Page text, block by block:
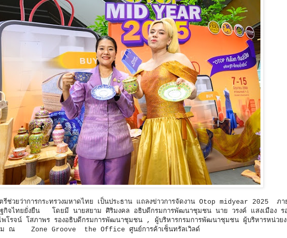
ช่วยว่าการกระทรวงมหาดไทย เป็นประธาน แถลงข่าวการจัดงาน Otop midyear 2025 ภา
กิจไทยยั่งยืน โดยมี นายสยาม ศิริมงคล อธิบดีกรมการพัฒนาชุมชน นาย วรงค์ แสงเมือง ร
จน์ โสภาพร รองอธิบดีกรมการพัฒนาชุมชน , ผู้บริหารกรมการพัฒนาชุมชน ผู้บริหารหน่วย
วม ณ Zone Groove the Office ศูนย์การค้าเซ็นทรัลเวิลด์